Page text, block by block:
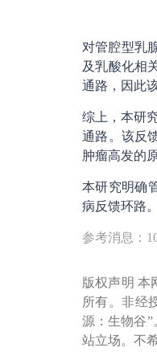
对管腔型乳
及乳酸化相
通路，因此
综上，本研
通路。该反
肿瘤高发的
本研究明确
病反馈环路。
参考消息：
版权声明 本
所有。非经
源：生物谷
站立场。不